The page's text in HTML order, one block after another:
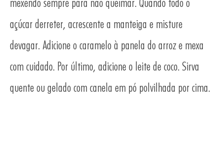
açúcar derreter, acrescente a manteiga e misture
devagar. Adicione o caramelo à panela do arroz e mexa
com cuidado. Por último, adicione o leite de coco. Sirva
quente ou gelado com canela em pó polvilhada por cima.